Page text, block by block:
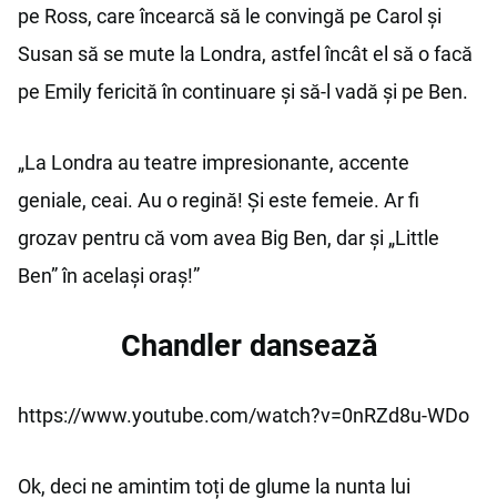
pe Ross, care încearcă să le convingă pe Carol și
Susan să se mute la Londra, astfel încât el să o facă
pe Emily fericită în continuare și să-l vadă și pe Ben.
„La Londra au teatre impresionante, accente
geniale, ceai. Au o regină! Și este femeie. Ar fi
grozav pentru că vom avea Big Ben, dar și „Little
Ben” în același oraș!”
Chandler dansează
https://www.youtube.com/watch?v=0nRZd8u-WDo
Ok, deci ne amintim toți de glume la nunta lui